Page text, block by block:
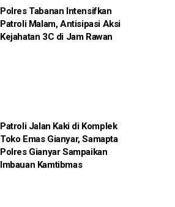
Polres Tabanan Intensifkan
Patroli Malam, Antisipasi Aksi
Kejahatan 3C di Jam Rawan
Patroli Jalan Kaki di Komplek
Toko Emas Gianyar, Samapta
Polres Gianyar Sampaikan
Imbauan Kamtibmas